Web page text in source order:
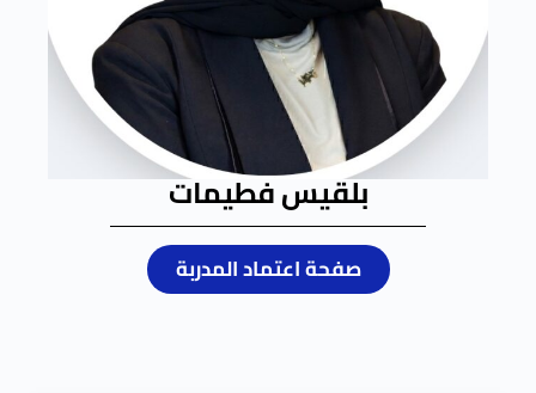
بلقيس فطيمات
صفحة اعتماد المدربة